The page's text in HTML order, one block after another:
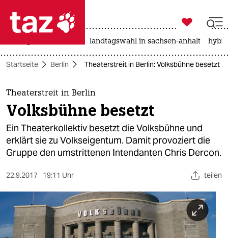
 taz zahl ich
taz zahl ich
themen
politik
öko
gesellschaft
sport
berlin

taz zahl ich
landtagswahl in sachsen-anhalt
Startseite Berlin Theaterstreit in Berlin: Volksbühne besetzt
Theaterstreit in Berlin
Volksbühne besetzt
Ein Theaterkollektiv besetzt die Volksbühne und
erklärt sie zu Volkseigentum. Damit provoziert die
Gruppe den umstrittenen Intendanten Chris Dercon.
22.9.2017 19:11 Uhr teilen